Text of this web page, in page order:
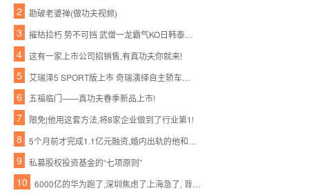
2 勘破老婆禅(做功夫视频)
3
4 这有一家上市公司招销售,有真功夫你就来!
5
6 五福临门——真功夫春季新品上市!
7 限免|他用这套方法,将8家企业做到了行业第1!
8
9 私募股权投资基金的“七项原则”
10